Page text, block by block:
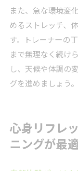
また、急な環境変
めるストレッチ、
す。トレーナーの
まで無理なく続け
し、天候や体調の
グを進めましょう。
心身リフレ
ニングが最